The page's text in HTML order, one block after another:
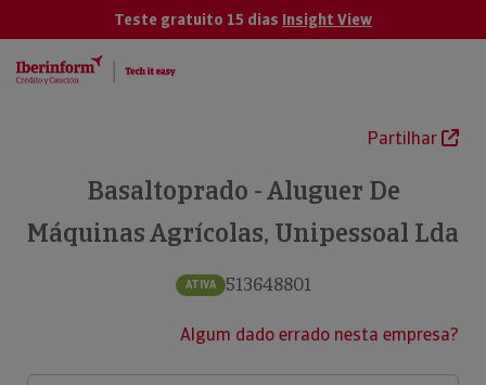
Teste gratuito 15 dias Insight View
Partilhar
Basaltoprado - Aluguer De
Máquinas Agrícolas, Unipessoal Lda
ATIVA 513648801
Algum dado errado nesta empresa?